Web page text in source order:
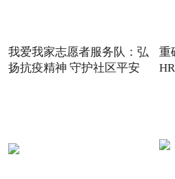
我爱我家志愿者服务队：弘
扬抗疫精神 守护社区平安
重